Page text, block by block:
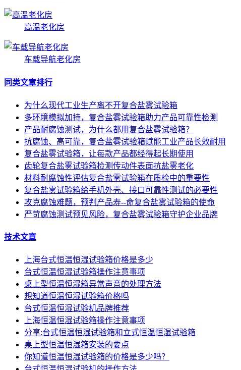
高温老化房
车载导航老化房
同类文章排行
为什么现代工业生产离不开复合盐雾试验箱
多环境模拟加持，复合盐雾试验箱助力产品可靠性检测
产品耐腐蚀测试，为什么都用复合盐雾试验箱？
抗腐蚀、高可靠，复合盐雾试验箱赋能工业产品长效耐用
复合盐雾试验箱，让每款产品都经得起长期使用
齿轮复合盐雾试验箱检测传动件表面抗盐雾老化
材料耐腐蚀性评估复合盐雾试验箱在质检中的重要性
复合盐雾试验箱给手机外壳、接口可靠性测试的必要性
攻克腐蚀难题，预判产品寿--命复合盐雾试验箱的使命
严苛腐蚀测试预见风险，复合盐雾试验箱守护企业品牌
技术文章
上海台式恒温恒湿试验箱价格是多少
台式恒温恒湿试验箱操作注意事项
桌上型恒温恒湿箱异常声音的处理方法
想知道恒温恒湿试验箱价格吗
台式恒温恒湿试验机品牌推荐
上海恒温恒湿试验箱操作注意事项
分享:台式恒温恒湿试验箱和立式恒温恒湿试验箱
桌上型恒温恒湿箱安装的要点
你知道恒温恒湿试验箱的价格是多少吗？